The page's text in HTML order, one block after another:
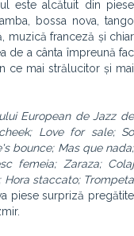
este alcătuit din piese
bossa nova, tango
muzică franceză și chiar
de a cânta împreună fac
ce mai strălucitor și mai
European de Jazz de
Love for sale; So
bounce; Mas que nada;
femeia; Zaraza; Colaj
staccato; Trompeta
piese surpriză pregătite